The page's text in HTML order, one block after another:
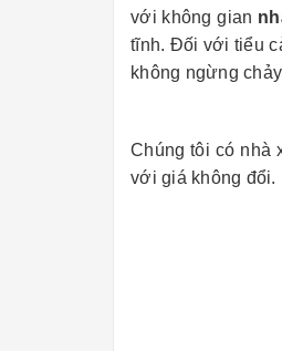
với không gian
tĩnh. Đối với tiểu
không ngừng
Chúng tôi có nhà
với giá không đổi.